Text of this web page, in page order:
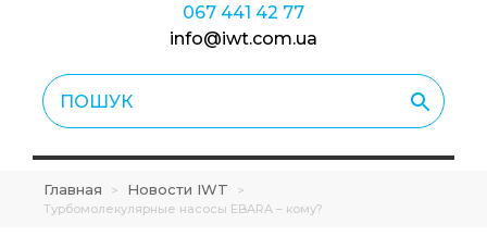
067 441 42 77
info@iwt.com.ua
Главная > Новости IWT
>
Турбомолекулярные насосы EBARA – кому?